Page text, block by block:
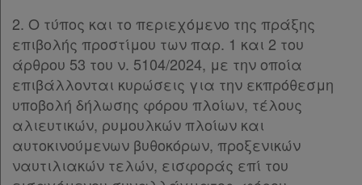
2. Ο τύπος και το περιεχόμενο της πράξης
επιβολής προστίμου των παρ. 1 και 2 του
άρθρου 53 του ν. 5104/2024, με την οποία
επιβάλλονται κυρώσεις για την εκπρόθεσμη
υποβολή δήλωσης φόρου πλοίων, τέλους
αλιευτικών, ρυμουλκών πλοίων και
αυτοκινούμενων βυθοκόρων, προξενικών
ναυτιλιακών τελών, εισφοράς επί του